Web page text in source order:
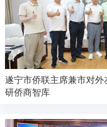
遂宁市侨联主席兼市对
研侨商智库